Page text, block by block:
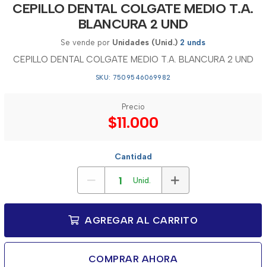
CEPILLO DENTAL COLGATE MEDIO T.A.
BLANCURA 2 UND
Se vende por Unidades (Unid.) 2 unds
CEPILLO DENTAL COLGATE MEDIO T.A. BLANCURA 2 UND
SKU: 7509546069982
Precio
$11.000
Cantidad
Unid.
AGREGAR AL CARRITO
COMPRAR AHORA